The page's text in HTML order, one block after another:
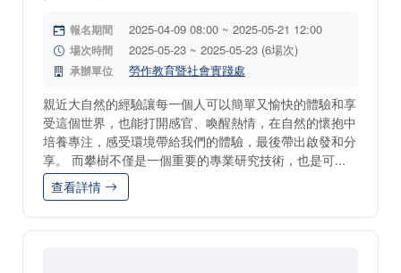
報名期間 2025-04-09 08:00 ~ 2025-05-21 12:00
場次時間 2025-05-23 ~ 2025-05-23 (6場次)
承辦單位 勞作教育暨社會實踐處
親近大自然的經驗讓每一個人可以簡單又愉快的體驗和享
受這個世界，也能打開感官、喚醒熱情，在自然的懷抱中
培養專注，感受環境帶給我們的體驗，最後帶出啟發和分
享。 而攀樹不僅是一個重要的專業研究技術，也是可...
查看詳情